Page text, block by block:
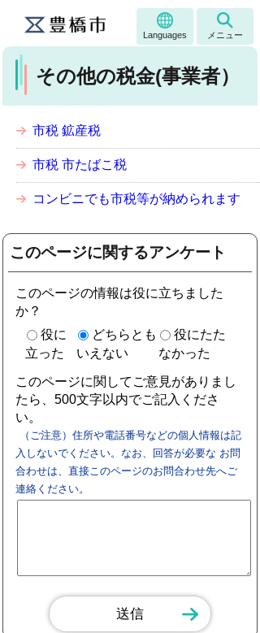
Languages メニュー
その他の税金(事業者）
市税 鉱産税
市税 市たばこ税
コンビニでも市税等が納められます
このページに関するアンケート
このページの情報は役に立ちました
か？
役に
立った
どちらとも
いえない
役にたた
なかった
このページに関してご意見がありまし
たら、500文字以内でご記入くださ
い。
（ご注意）住所や電話番号などの個人情報は記
入しないでください。なお、回答が必要な お問
合わせは、直接このページのお問合わせ先へご
連絡ください。